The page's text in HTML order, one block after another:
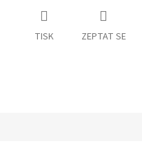
TISK ZEPTAT SE